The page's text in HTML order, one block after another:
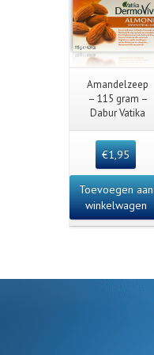
Quick View
Amandelzeep
– 115 gram –
Dabur Vatika
€1,95
Toevoegen aan
winkelwagen